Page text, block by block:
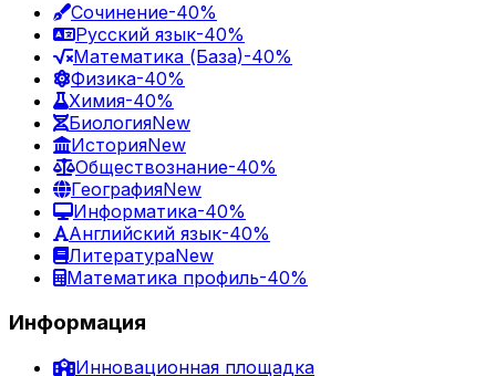
Сочинение-40%
Русский язык-40%
Математика (База)-40%
Физика-40%
Химия-40%
БиологияNew
ИсторияNew
Обществознание-40%
ГеографияNew
Информатика-40%
Английский язык-40%
ЛитератураNew
Математика профиль-40%
Информация
Инновационная площадка